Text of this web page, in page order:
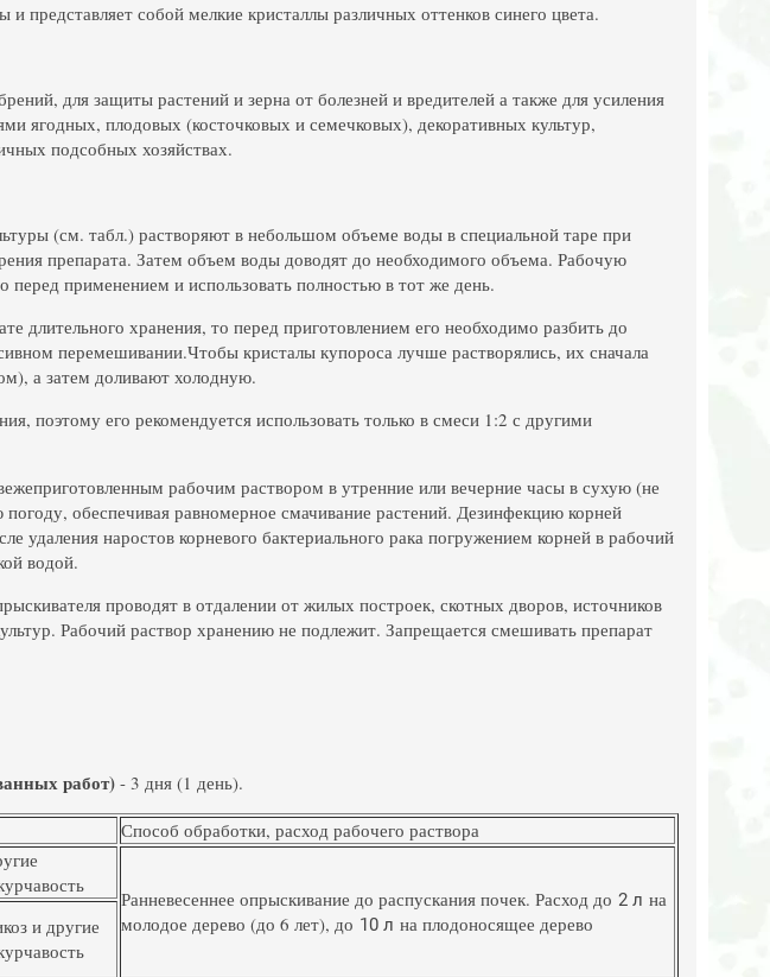
представляет собой мелкие кристаллы различных оттенков синего цвета.
для защиты растений и зерна от болезней и вредителей а также для усиления
ягодных, плодовых (косточковых и семечковых), декоративных культур,
подсобных хозяйствах.
(см. табл.) растворяют в небольшом объеме воды в специальной таре при
препарата. Затем объем воды доводят до необходимого объема. Рабочую
перед применением и использовать полностью в тот же день.
длительного хранения, то перед приготовлением его необходимо разбить до
перемешивании.Чтобы кристалы купороса лучше растворялись, их сначала
а затем доливают холодную.
поэтому его рекомендуется использовать только в смеси 1:2 с другими
рабочим раствором в утренние или вечерние часы в сухую (не
обеспечивая равномерное смачивание растений. Дезинфекцию корней
удаления наростов корневого бактериального рака погружением корней в рабочий
водой.
проводят в отдалении от жилых построек, скотных дворов, источников
Рабочий раствор хранению не подлежит. Запрещается смешивать препарат
работ)- 3 дня (1 день).
Способ обработки, расход рабочего раствора
Ранневесеннее опрыскивание до распускания почек. Расход до 2 л на
молодое дерево (до 6 лет), до 10 л на плодоносящее дерево
и другие